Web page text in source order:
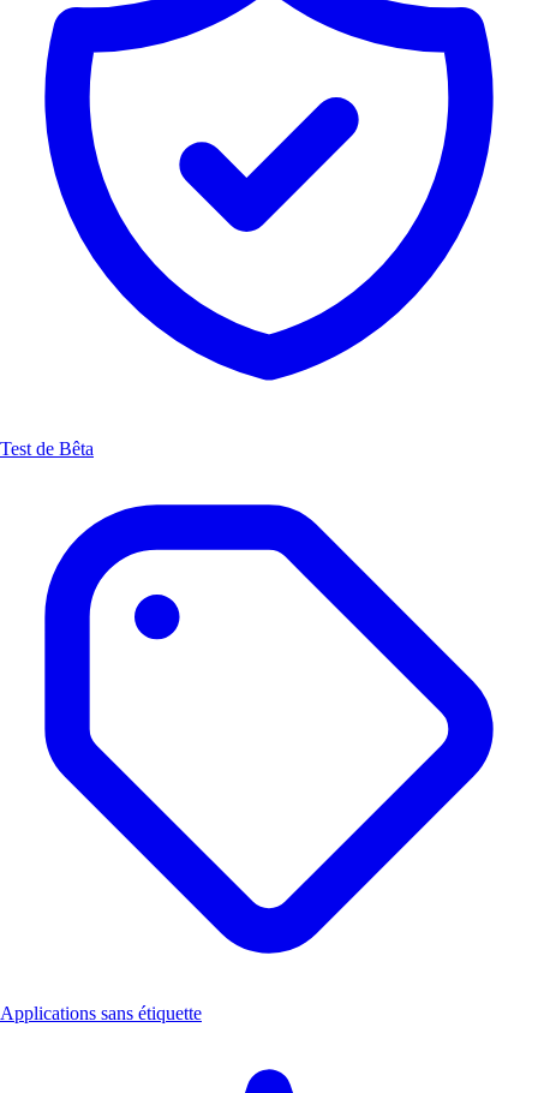
Test de Bêta
Applications sans étiquette